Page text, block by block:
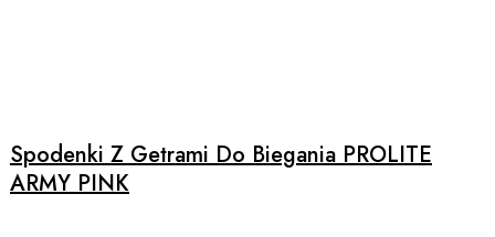
multiple
variants.
Spodenki Z Getrami Do Biegania PROLITE
ARMY PINK